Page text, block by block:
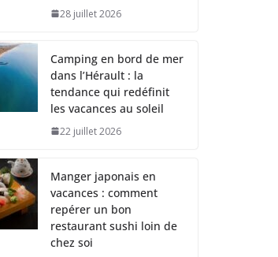
28 juillet 2026
Camping en bord de mer
dans l’Hérault : la
tendance qui redéfinit
les vacances au soleil
22 juillet 2026
Manger japonais en
vacances : comment
repérer un bon
restaurant sushi loin de
chez soi